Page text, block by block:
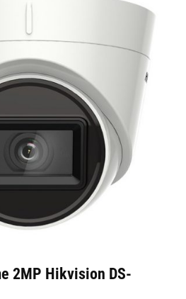
2MP Hikvision DS-